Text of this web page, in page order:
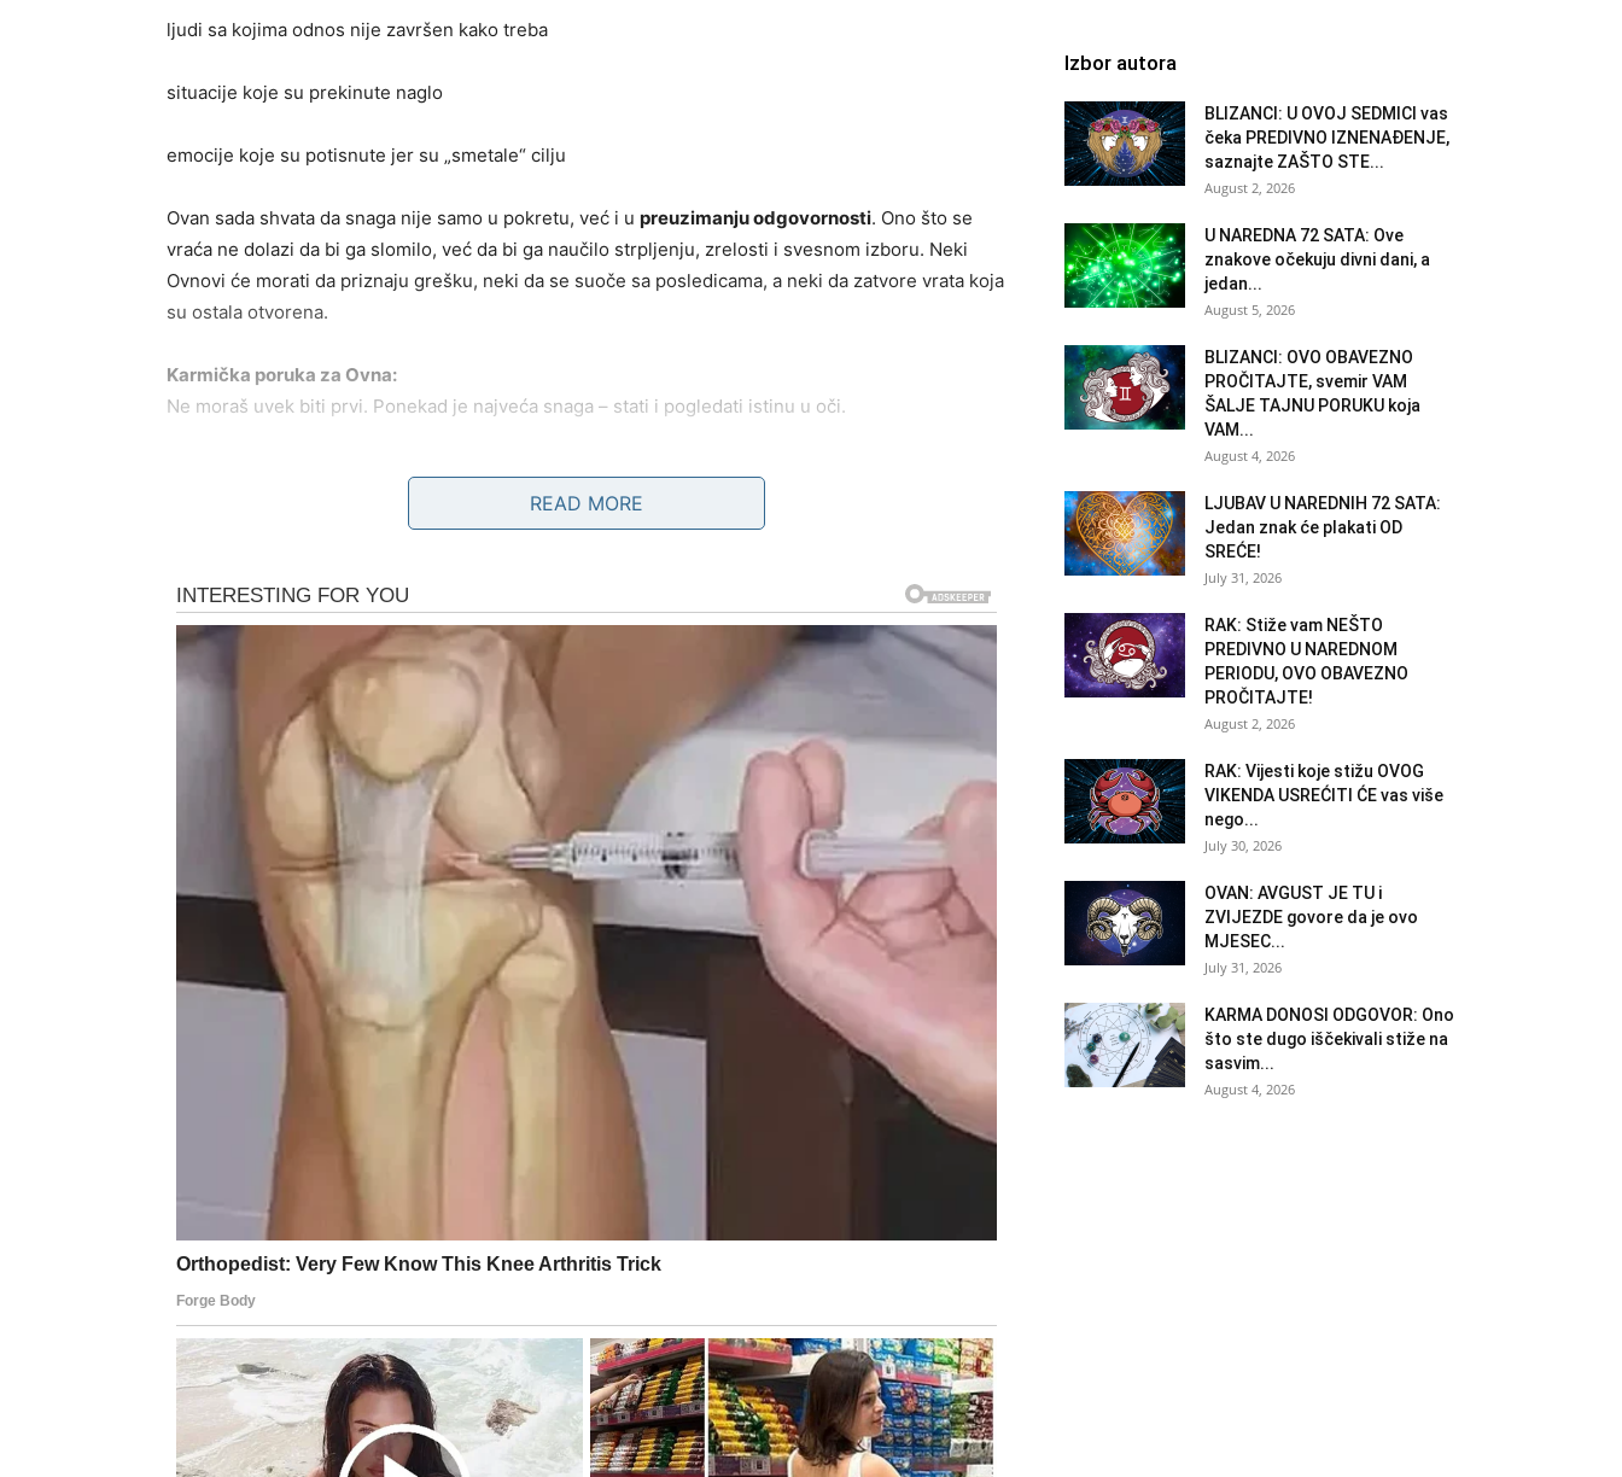
ljudi sa kojima odnos nije završen kako treba
situacije koje su prekinute naglo
emocije koje su potisnute jer su „smetale“ cilju
Ovan sada shvata da snaga nije samo u pokretu, već i u preuzimanju odgovornosti. Ono što se
vraća ne dolazi da bi ga slomilo, već da bi ga naučilo strpljenju, zrelosti i svesnom izboru. Neki
Ovnovi će morati da priznaju grešku, neki da se suoče sa posledicama, a neki da zatvore vrata koja
su ostala otvorena.
Karmička poruka za Ovna:
Ne moraš uvek biti prvi. Ponekad je najveća snaga – stati i pogledati istinu u oči.
STRELAC – BEKSTVO OD ISTINE VIŠE NIJE OPCIJA
Sada karma donosi trenutak u kojem se ne može pobeći – jer istina ide za njim.
Stare odluke vezane za:
ljubavne odnose koje je ostavio nedovršene
obećanja data u zanosu
izbore napravljene iz želje za slobodom, a ne iz iskrenosti
sada se vraćaju sa jasnim pitanjem: šta si zaista želeo, a od čega si bežao?
Ovaj period može doneti nostalgiju, emotivnu konfuziju i potrebu da se suoči sa sopstvenim
strahovima. Ali upravo tu leži izlaz. Karma ne želi da Strelca kazni, već da gauzemlji
, da ga nauči
da sloboda bez istine nije sloboda – već lutanje.
Karmička poruka za Strelca:
Sloboda ne znači otići. Sloboda znači ostati i biti iskren.
BIK – TVRDOG LAVIRANJA VIŠE NEMA
Za Bika, karmička presuda dolazi kroz stare odluke koje su donesene iz straha od promene
znak stabilnosti, sigurnosti i postojanosti, ali često je ostajao tamo gde mu više nije bilo dobro –
samo zato što je to bilo poznato. Sada karma postavlja granicu: ono što ne raste, mora da se
promeni ili da se završi.
Mogu se aktivirati:
READ MORE
Izbor autora
BLIZANCI: U OVOJ SEDMICI vas
čeka PREDIVNO IZNENAĐENJE,
saznajte ZAŠTO STE...
August 2, 2026
U NAREDNA 72 SATA: Ove
znakove očekuju divni dani, a
jedan...
August 5, 2026
BLIZANCI: OVO OBAVEZNO
PROČITAJTE, svemir VAM
ŠALJE TAJNU PORUKU koja
VAM...
August 4, 2026
LJUBAV U NAREDNIH 72 SATA:
Jedan znak će plakati OD
SREĆE!
July 31, 2026
RAK: Stiže vam NEŠTO
PREDIVNO U NAREDNOM
PERIODU, OVO OBAVEZNO
PROČITAJTE!
August 2, 2026
RAK: Vijesti koje stižu OVOG
VIKENDA USREĆITI ĆE vas više
nego...
July 30, 2026
OVAN: AVGUST JE TU i
ZVIJEZDE govore da je ovo
MJESEC...
July 31, 2026
KARMA DONOSI ODGOVOR: Ono
što ste dugo iščekivali stiže na
sasvim...
August 4, 2026